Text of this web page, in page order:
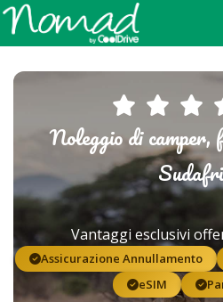
Noleggio di
Vantaggi esclusivi
Assicurazione Annullamento
eSIM